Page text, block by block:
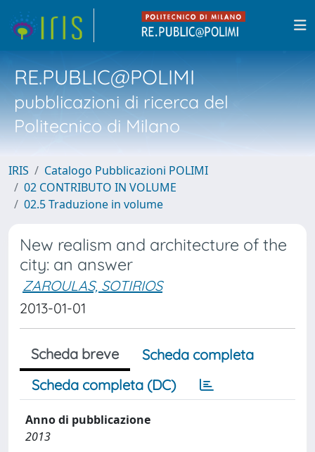
RE.PUBLIC@POLIMI
pubblicazioni di ricerca del
Politecnico di Milano
IRIS
Catalogo Pubblicazioni POLIMI
02 CONTRIBUTO IN VOLUME
02.5 Traduzione in volume
New realism and architecture of the
city: an answer
ZAROULAS, SOTIRIOS
2013-01-01
Scheda breve
Scheda completa
Scheda completa (DC)
Anno di pubblicazione
2013